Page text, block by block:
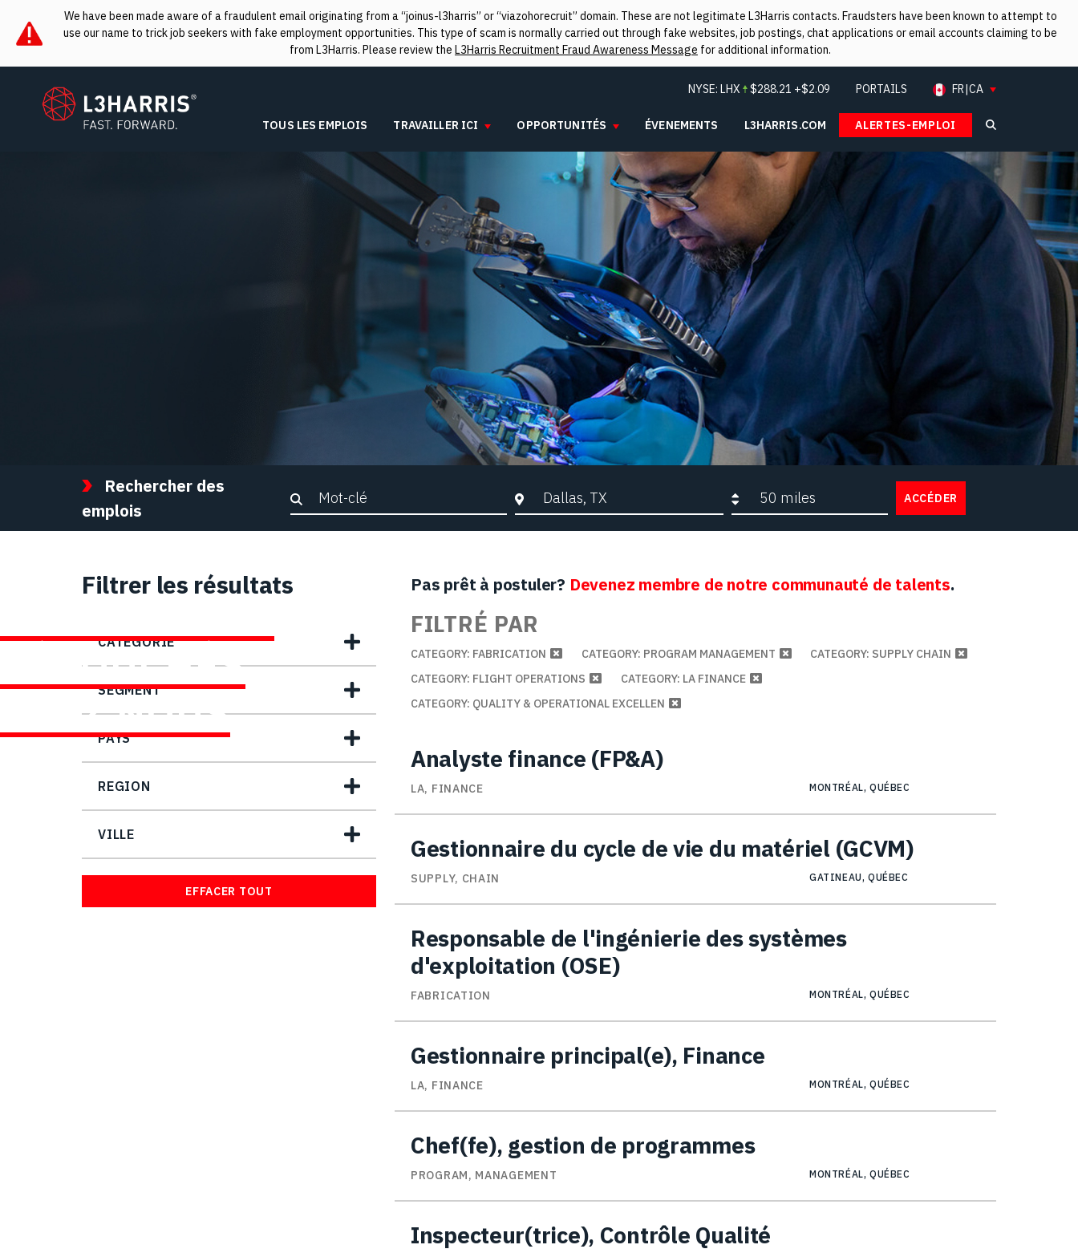
We have been made aware of a fraudulent email originating from a “joinus-l3harris” or “viazohorecruit” domain. These are not legitimate L3Harris contacts. Fraudsters have been known to attempt to
use our name to trick job seekers with fake employment opportunities. This type of scam is normally carried out through fake websites, job postings, chat applications or email accounts claiming to be
from L3Harris. Please review the L3Harris Recruitment Fraud Awareness Message for additional information.
L3Harris
Search
NYSE:LHX $288.21 +$2.09 PORTAILS FR|CA
TOUS LES EMPLOIS TRAVAILLER ICI OPPORTUNITÉS ÉVENEMENTS L3HARRIS.COM ALERTES-EMPLOI
DÉBOUCHÉS
CHEZ NOUS
Rechercher des
emplois
Recherche par mots-clés Ville, Région ou Code postal Rayon de recherche ACCÉDER
Pas prêt à postuler? Devenez membre de notre communauté de talents.
FILTRÉ PAR
CATEGORY: FABRICATION CATEGORY: PROGRAM MANAGEMENT
CATEGORY: SUPPLY CHAIN
CATEGORY: FLIGHT OPERATIONS
CATEGORY: LA FINANCE
CATEGORY: QUALITY & OPERATIONAL EXCELLEN
Analyste finance (FP&A)
LA, FINANCE MONTRÉAL, QUÉBEC
Gestionnaire du cycle de vie du matériel (GCVM)
SUPPLY, CHAIN GATINEAU, QUÉBEC
Responsable de l'ingénierie des systèmes
d'exploitation (OSE)
FABRICATION MONTRÉAL, QUÉBEC
Gestionnaire principal(e), Finance
LA, FINANCE MONTRÉAL, QUÉBEC
Chef(fe), gestion de programmes
PROGRAM, MANAGEMENT MONTRÉAL, QUÉBEC
Inspecteur(trice), Contrôle Qualité
Filtrer les résultats
CATEGORIE
SEGMENT
PAYS
REGION
VILLE
EFFACER TOUT